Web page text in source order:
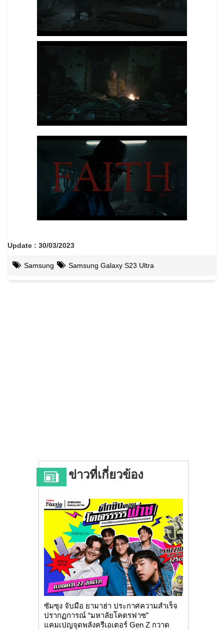
Update : 30/03/2023
Samsung Samsung Galaxy S23 Ultra
ข่าวที่เกี่ยวข้อง
ซัมซุง จับมือ ยามาฮ่า ประกาศความสำเร็จ
ปรากฏการณ์ “มหาลัยโคตรฟาซ”
แคมเปญจุดพลังครีเอเตอร์ Gen Z กวาด